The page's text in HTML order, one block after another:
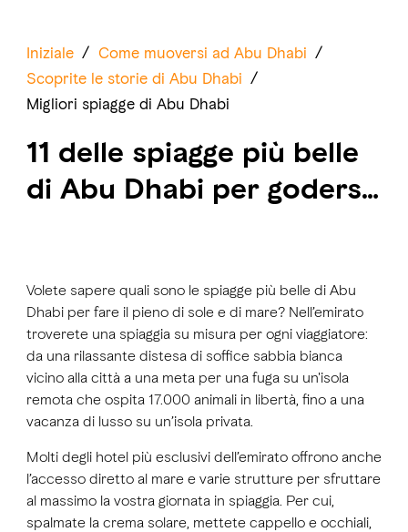
Iniziale / Come muoversi ad Abu Dhabi /
Scoprite le storie di Abu Dhabi /
Migliori spiagge di Abu Dhabi
11 delle spiagge più belle
di Abu Dhabi per godersi
Volete sapere quali sono le spiagge più belle di Abu
Dhabi per fare il pieno di sole e di mare? Nell’emirato
troverete una spiaggia su misura per ogni viaggiatore:
da una rilassante distesa di soffice sabbia bianca
vicino alla città a una meta per una fuga su un'isola
remota che ospita 17.000 animali in libertà, fino a una
vacanza di lusso su un’isola privata.
Molti degli hotel più esclusivi dell’emirato offrono anche
l’accesso diretto al mare e varie strutture per sfruttare
al massimo la vostra giornata in spiaggia. Per cui,
spalmate la crema solare, mettete cappello e occhiali,